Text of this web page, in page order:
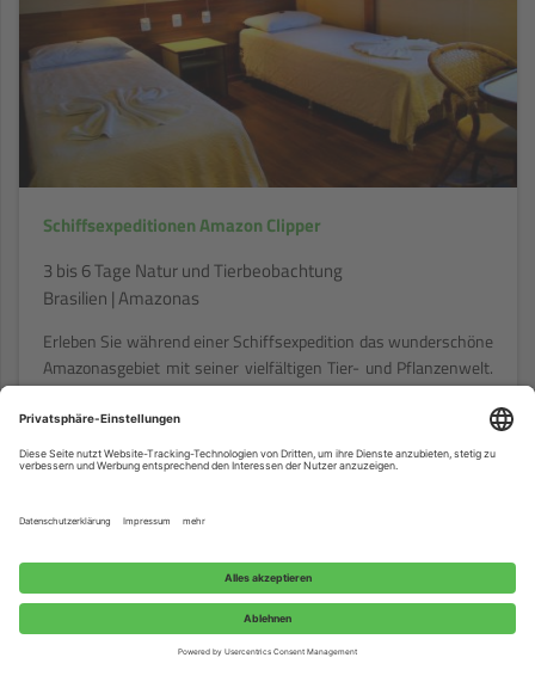
Schiffsexpeditionen Amazon Clipper
3 bis 6 Tage Natur und Tierbeobachtung
Brasilien | Amazonas
Erleben Sie während einer Schiffsexpedition das wunderschöne
Amazonasgebiet mit seiner vielfältigen Tier- und Pflanzenwelt.
Bei drei unterschiedlichen Programmen erkunden Sie entweder
den Rio Negro, den Rio Solimões oder beide Flüsse gemeinsam,
wobei Sie auf jeder Reise den „Meeting of the Waters“ und
somit die Entstehung des Rio Amazonas sehen werden. Auf
englischsprechenden Guide per Motorkanu oder per Wanderung
Aktivitäten an Deck entspannen und die beeindruckende
Landschaft an sich vorbeiziehen lassen.